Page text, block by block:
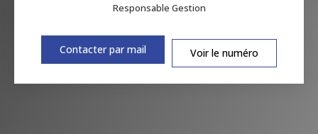
Responsable Gestion
Contacter par mail Voir le numéro